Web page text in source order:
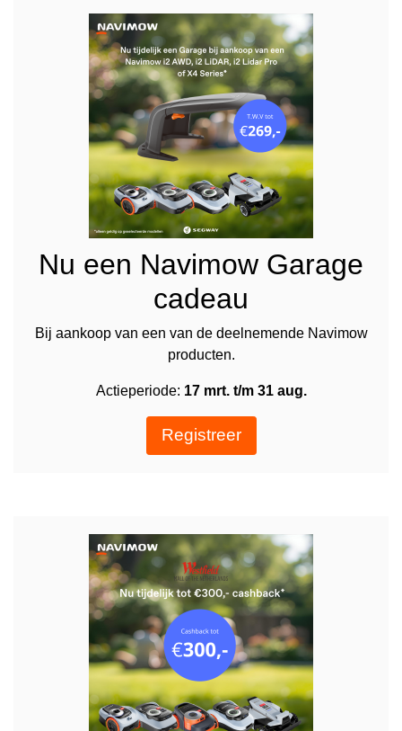
Nu een Navimow Garage
cadeau
Bij aankoop van een van de deelnemende Navimow
producten.
Actieperiode: 17 mrt. t/m 31 aug.
Registreer